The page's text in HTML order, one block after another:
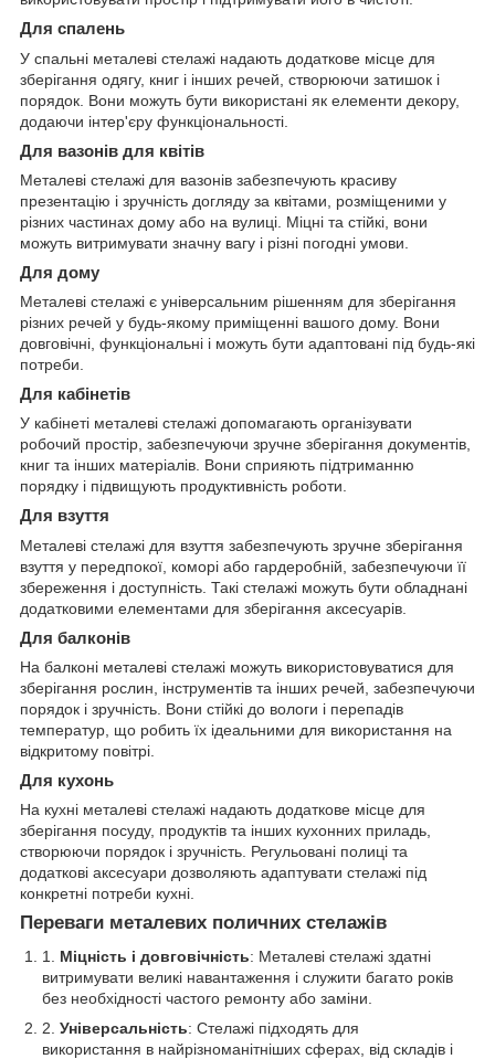
Для спалень
У спальні металеві стелажі надають додаткове місце для
зберігання одягу, книг і інших речей, створюючи затишок і
порядок. Вони можуть бути використані як елементи декору,
додаючи інтер'єру функціональності.
Для вазонів для квітів
Металеві стелажі для вазонів забезпечують красиву
презентацію і зручність догляду за квітами, розміщеними у
різних частинах дому або на вулиці. Міцні та стійкі, вони
можуть витримувати значну вагу і різні погодні умови.
Для дому
Металеві стелажі є універсальним рішенням для зберігання
різних речей у будь-якому приміщенні вашого дому. Вони
довговічні, функціональні і можуть бути адаптовані під будь-які
потреби.
Для кабінетів
У кабінеті металеві стелажі допомагають організувати
робочий простір, забезпечуючи зручне зберігання документів,
книг та інших матеріалів. Вони сприяють підтриманню
порядку і підвищують продуктивність роботи.
Для взуття
Металеві стелажі для взуття забезпечують зручне зберігання
взуття у передпокої, коморі або гардеробній, забезпечуючи її
збереження і доступність. Такі стелажі можуть бути обладнані
додатковими елементами для зберігання аксесуарів.
Для балконів
На балконі металеві стелажі можуть використовуватися для
зберігання рослин, інструментів та інших речей, забезпечуючи
порядок і зручність. Вони стійкі до вологи і перепадів
температур, що робить їх ідеальними для використання на
відкритому повітрі.
Для кухонь
На кухні металеві стелажі надають додаткове місце для
зберігання посуду, продуктів та інших кухонних приладь,
створюючи порядок і зручність. Регульовані полиці та
додаткові аксесуари дозволяють адаптувати стелажі під
конкретні потреби кухні.
Переваги металевих поличних стелажів
Міцність і довговічність: Металеві стелажі здатні
витримувати великі навантаження і служити багато років
без необхідності частого ремонту або заміни.
Універсальність: Стелажі підходять для
використання в найрізноманітніших сферах, від складів і